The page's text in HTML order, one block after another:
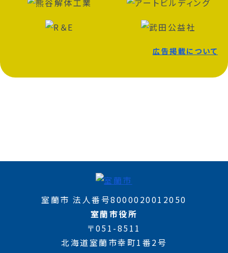
広告掲載について
室蘭市 法人番号8000020012050
室蘭市役所
〒051-8511
北海道室蘭市幸町1番2号